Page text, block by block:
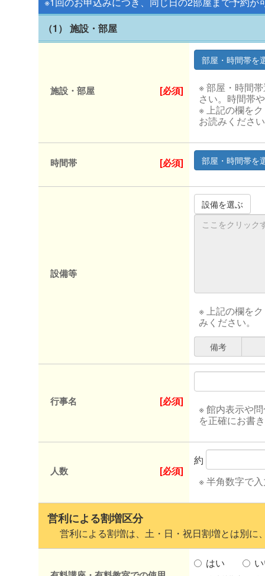
（1） 施設・部屋
施設・部屋 [必須]
※ 部屋・時間
さい。時間帯
※ 上記の欄を
お読みくださ
時間帯 [必須]
設備等
※ 上記の欄を
みください。
備考
行事名 [必須]
※ 館内表示や
を正確にお書
人数 [必須]
約
※ 半角数字で
営利による割増区分
営利による割増は、土・日・祝日割増とは別に
はい